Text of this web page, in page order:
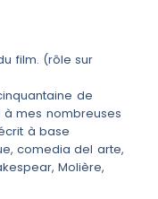
film. (rôle sur
de
mes nombreuses
à base
comedia del arte,
Molière,